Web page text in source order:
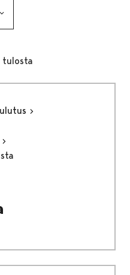
tulosta